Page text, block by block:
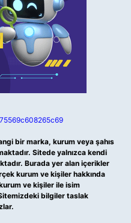
bir marka, kurum veya şahıs
Sitede yalnızca kendi
Burada yer alan içerikler
kurum ve kişiler hakkında
ve kişiler ile isim
bilgiler taslak